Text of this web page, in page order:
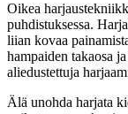
Oikea
puhdistuksessa.
liian kovaa
hampaiden takaosa
aliedustettuja
Älä unohda harjata